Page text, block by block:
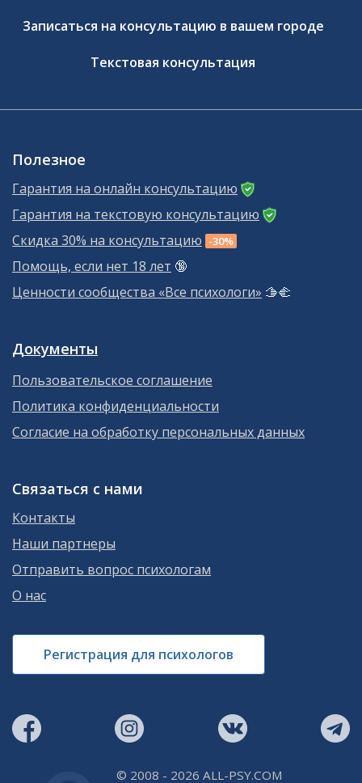
Записаться на консультацию в вашем городе
Текстовая консультация
Полезное
Гарантия на онлайн консультацию
Гарантия на текстовую консультацию
Скидка 30% на консультацию -30%
Помощь, если нет 18 лет 🔞
Ценности сообщества «Все психологи» 🫱‍🫲
Документы
Пользовательское соглашение
Политика конфиденциальности
Согласие на обработку персональных данных
Связаться с нами
Контакты
Наши партнеры
Отправить вопрос психологам
О нас
Регистрация для психологов
© 2008 - 2026 ALL-PSY.COM